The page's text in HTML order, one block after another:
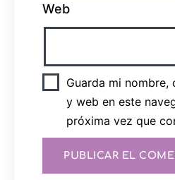
Web
Guarda mi
y web en este
próxima vez que